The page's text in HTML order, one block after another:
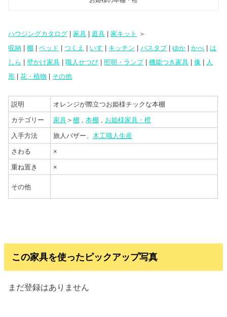
ハウジングカタログ |家具 庭具 |家キット
＞
収納 |棚 |ベッド |つくえ いす キッチン |バスタブ |ゆか |かべ
は
しら
|壁かけ家具 |職人せつび 照明・ランプ|機能つき家具 |像
人
形 |花・植物 その他
説明 オレンジが際立つお姫様チックな本棚
カテゴリー 家具＞ 棚 , 本棚 , お姫様家具・橙
入手方法 旅人バザー、 木工職人生産
さわる ×
重ね置き ×
その他
この家具を使ったピックアップ写真
まだ登録はありません